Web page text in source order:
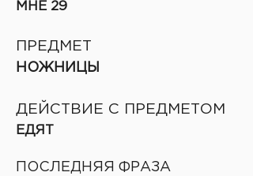
МНЕ 29
ПРЕДМЕТ
НОЖНИЦЫ
ДЕЙСТВИЕ С ПРЕДМЕТОМ
ЕДЯТ
ПОСЛЕДНЯЯ ФРАЗА